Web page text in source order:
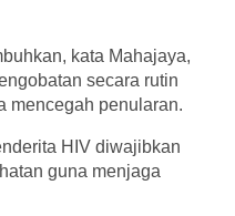
kata Mahajaya,
secara rutin
mencegah penularan.
HIV diwajibkan
guna menjaga